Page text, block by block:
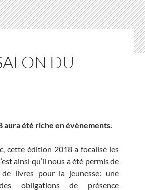
DU
aura été riche en évènements.
cette édition 2018 a focalisé les
ainsi qu’il nous a été permis de
livres pour la jeunesse: une
obligations de présence